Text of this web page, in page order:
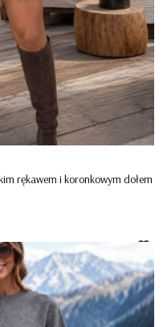
rękawem i koronkowym dołem